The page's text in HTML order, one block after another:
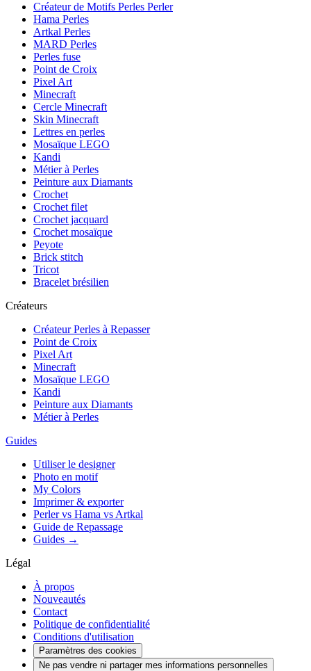
Créateur de Motifs Perles Perler
Hama Perles
Artkal Perles
MARD Perles
Perles fuse
Point de Croix
Pixel Art
Minecraft
Cercle Minecraft
Skin Minecraft
Lettres en perles
Mosaïque LEGO
Kandi
Métier à Perles
Peinture aux Diamants
Crochet
Crochet filet
Crochet jacquard
Crochet mosaïque
Peyote
Brick stitch
Tricot
Bracelet brésilien
Créateurs
Créateur Perles à Repasser
Point de Croix
Pixel Art
Minecraft
Mosaïque LEGO
Kandi
Peinture aux Diamants
Métier à Perles
Guides
Utiliser le designer
Photo en motif
My Colors
Imprimer & exporter
Perler vs Hama vs Artkal
Guide de Repassage
Guides →
Légal
À propos
Nouveautés
Contact
Politique de confidentialité
Conditions d'utilisation
Paramètres des cookies
Ne pas vendre ni partager mes informations personnelles